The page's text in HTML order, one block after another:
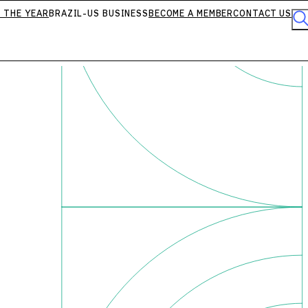
THE YEARBRAZIL-US BUSINESSBECOME A MEMBERCONTACT US